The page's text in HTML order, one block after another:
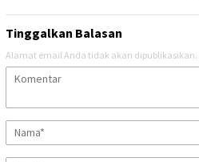
Tinggalkan Balasan
Alamat email Anda tidak akan dipublikasikan.